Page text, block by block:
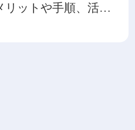
リットや手順、活用